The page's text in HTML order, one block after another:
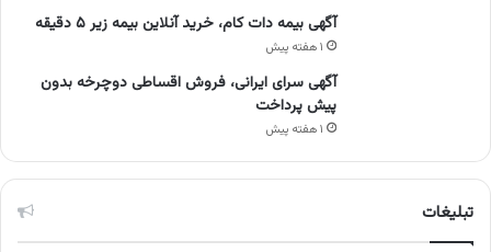
آگهی بیمه دات کام، خرید آنلاین بیمه زیر ۵ دقیقه
۱ هفته پیش
آگهی سرای ایرانی، فروش اقساطی دوچرخه بدون
پیش پرداخت
۱ هفته پیش
تبلیغات